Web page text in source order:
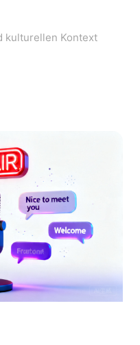
kulturellen Kontext